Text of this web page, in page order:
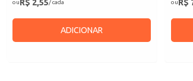
ouR$ 2,55/ cada
ADICIONAR
ouR$